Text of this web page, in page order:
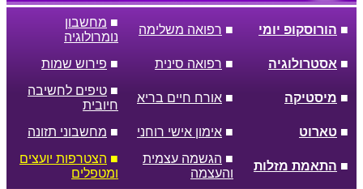
■ הורוסקופ יומי ■ רפואה משלימה
■ מחשבון
נומרולוגיה
■ אסטרולוגיה ■ רפואה סינית ■ פירוש שמות
■ מיסטיקה ■ אורח חיים בריא
■ טיפים לחשיבה
חיובית
■ טארוט ■ אימון אישי רוחני ■ מחשבוני תזונה
■ התאמת מזלות
■ הגשמה עצמית
והעצמה
■ הצטרפות יועצים
ומטפלים